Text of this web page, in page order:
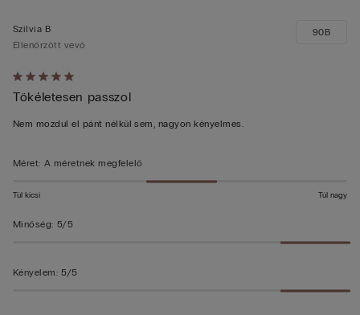
Értékelés:
5/5
Szilvia B
Ellenőrzött vevő
Tökéletesen passzol
Nem mozdul el pánt nélkül sem, nagyon kényelmes.
90B
Méret: A méretnek megfelelő
Túl kicsi Túl nagy
Minőség: 5/5
Kényelem: 5/5